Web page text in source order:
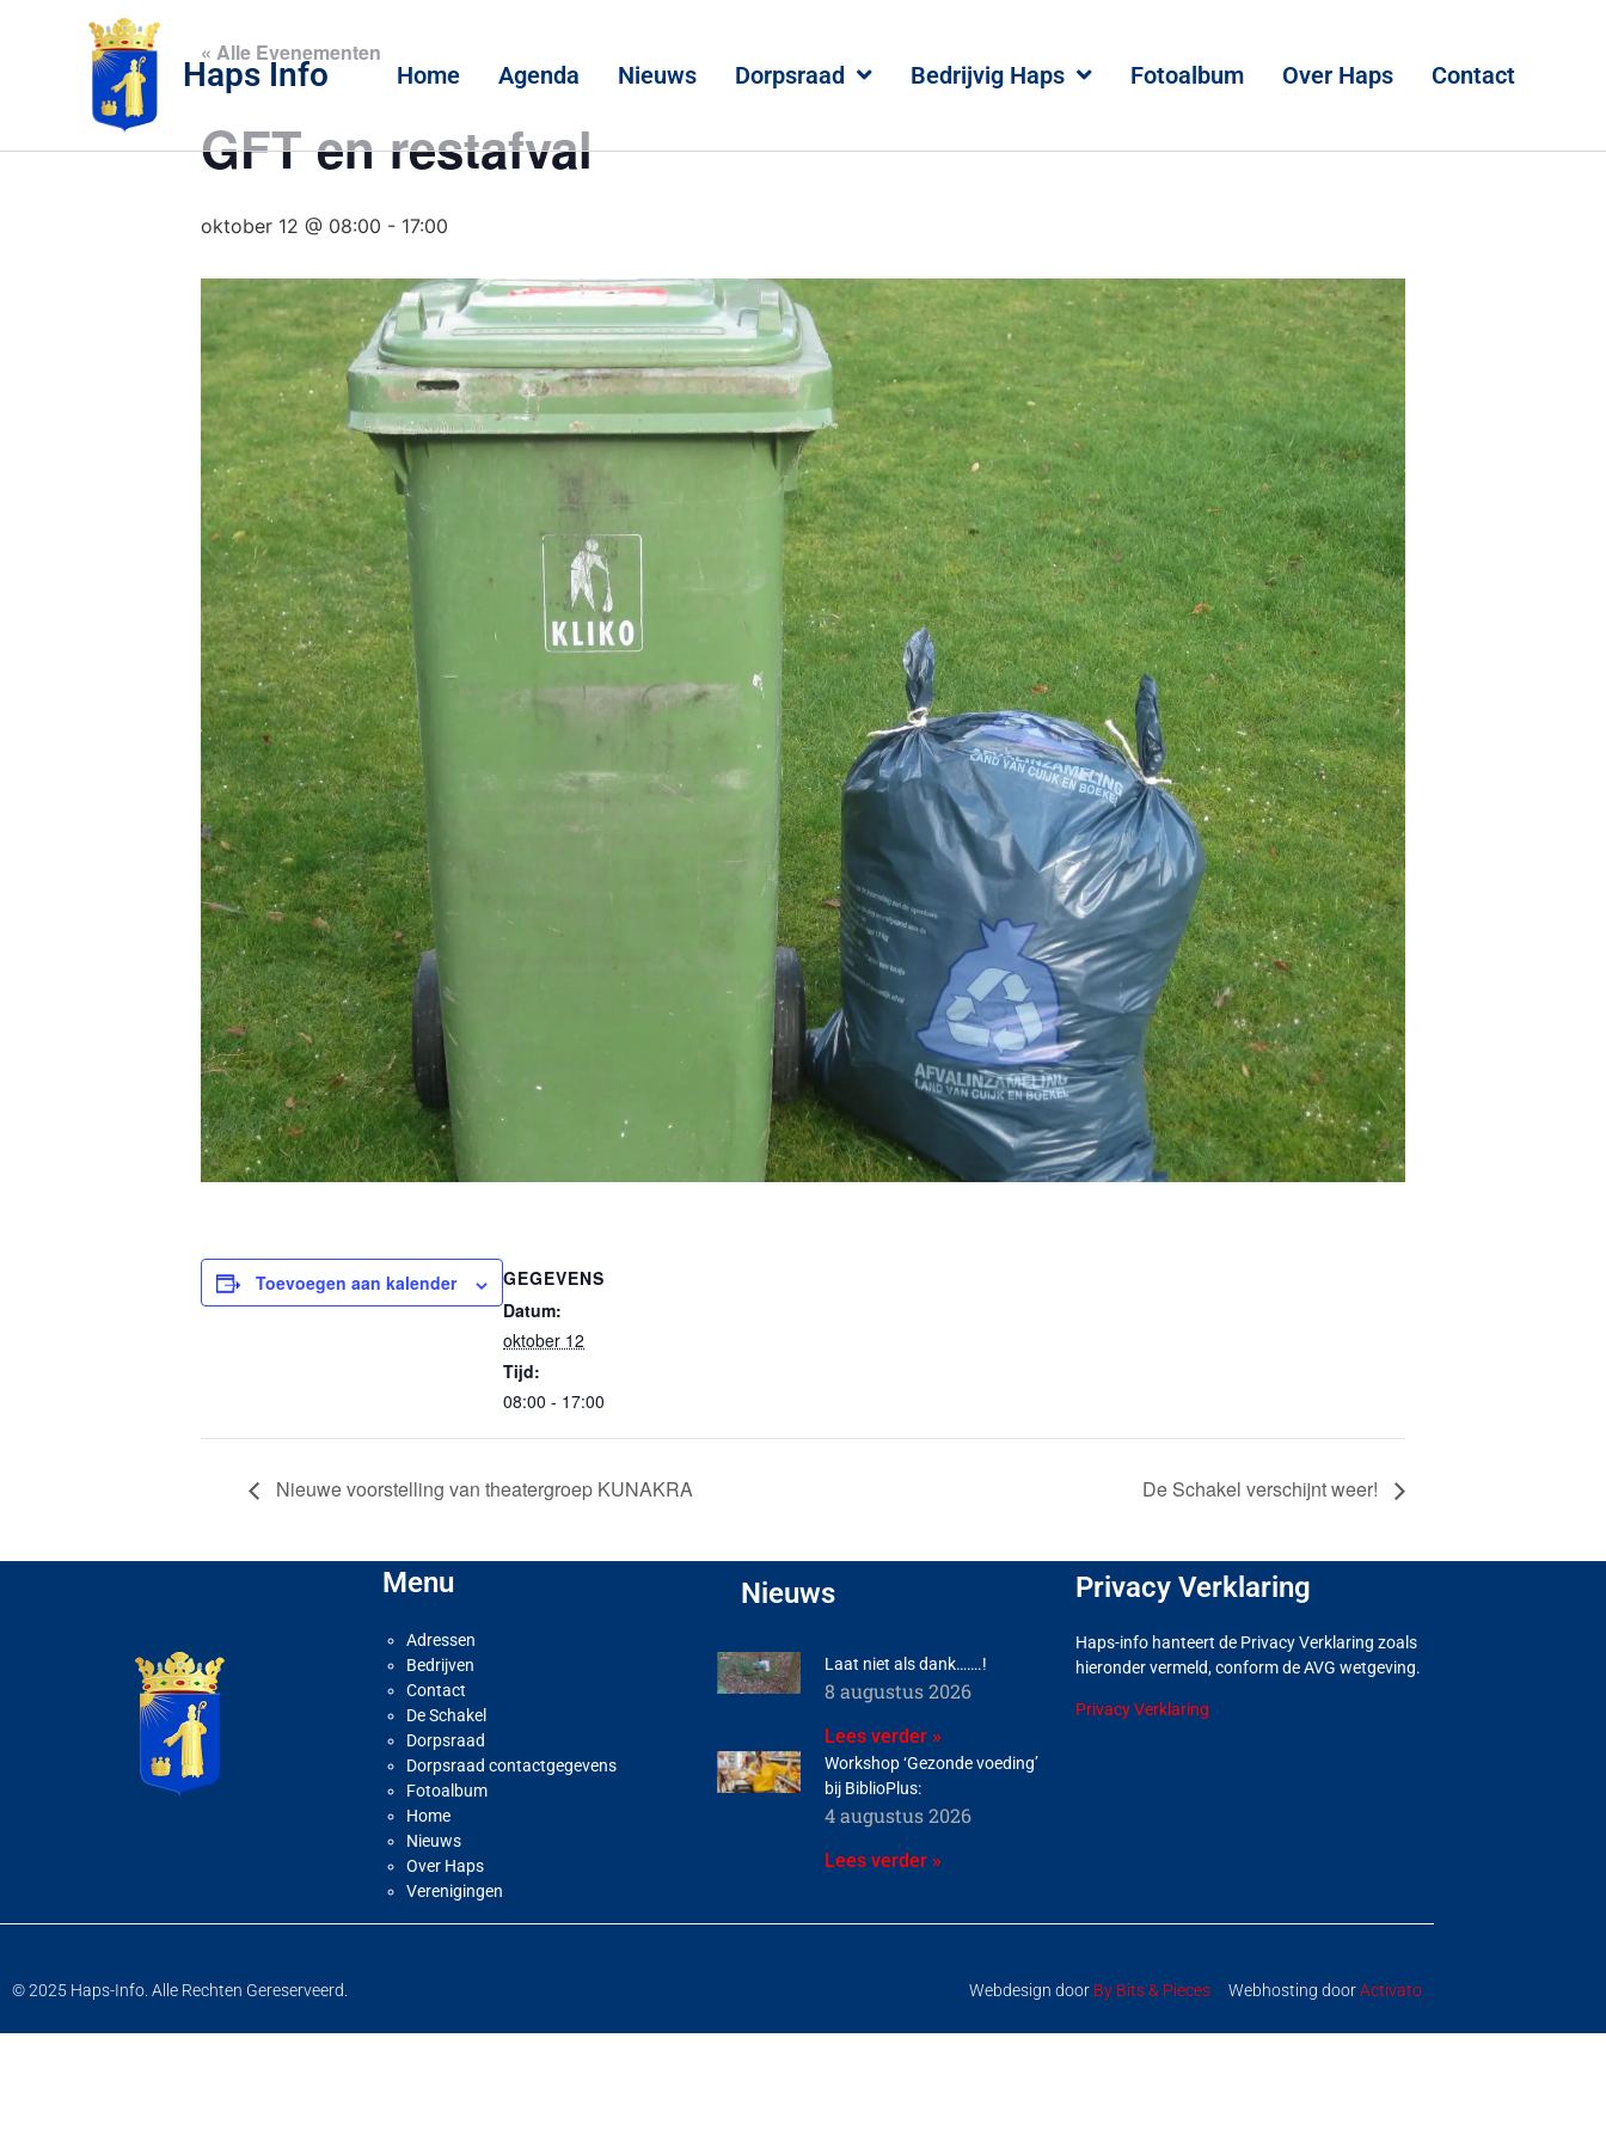
Haps Info Home Agenda Nieuws Dorpsraad Bedrijvig Haps Fotoalbum Over Haps Contact
« Alle Evenementen
GFT en restafval
oktober 12 @ 08:00 - 17:00
Toevoegen aan kalender
GEGEVENS
Datum:
oktober 12
Tijd:
08:00 - 17:00
Nieuwe voorstelling van theatergroep KUNAKRA De Schakel verschijnt weer!
Menu
Adressen
Bedrijven
Contact
De Schakel
Dorpsraad
Dorpsraad contactgegevens
Fotoalbum
Home
Nieuws
Over Haps
Verenigingen
Nieuws
Laat niet als dank…….!
8 augustus 2026
Lees verder »
Workshop ‘Gezonde voeding’
bij BiblioPlus:
4 augustus 2026
Lees verder »
Privacy Verklaring
Haps-info hanteert de Privacy Verklaring zoals
hieronder vermeld, conform de AVG wetgeving.
Privacy Verklaring
© 2025 Haps-Info. Alle Rechten Gereserveerd. Webdesign door By Bits & Pieces Webhosting doorActivato